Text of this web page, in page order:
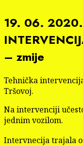
19. 06.
– zmije
Tehnička
Tršovoj.
Na intervenciji
jednim vozilom.
Intervnecija trajala